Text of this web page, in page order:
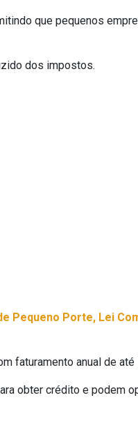
que pequenos
dos impostos.
Pequeno Porte, Lei
faturamento anual de até
obter crédito e podem